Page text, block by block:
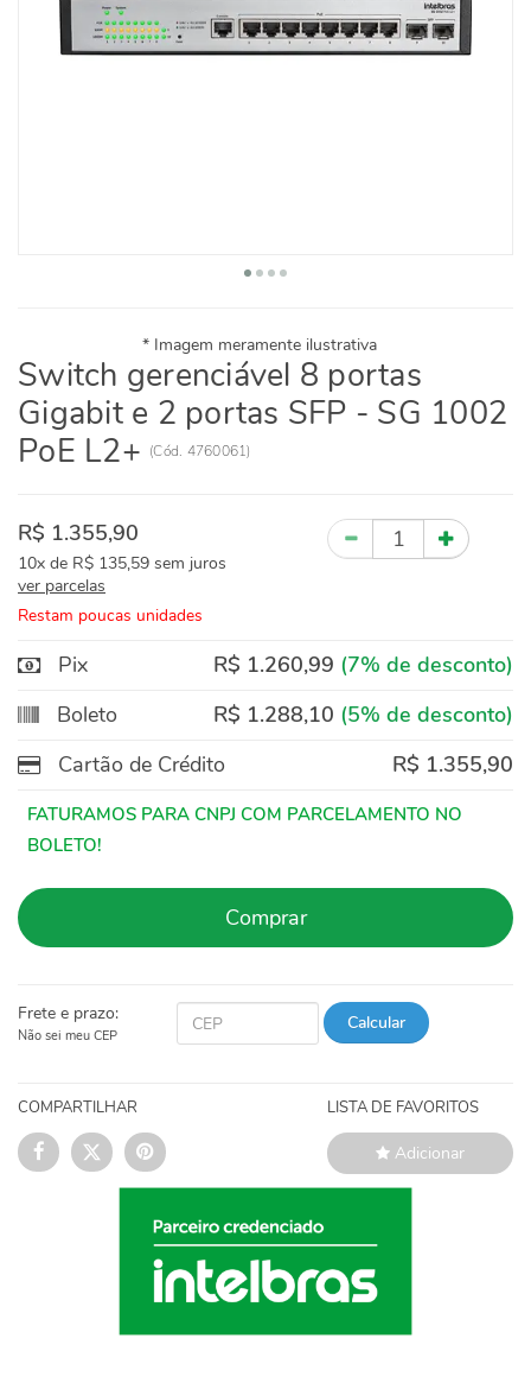
Switch gerenciável 8 portas
Gigabit e 2 portas SFP - SG 1002
PoE L2+ (Cód. 4760061)
R$ 1.355,90
10x de R$ 135,59 sem juros
ver parcelas
Restam poucas unidades
Quantidade
Pix R$ 1.260,99 (7% de desconto)
Boleto
R$ 1.288,10 (5% de desconto)
Cartão de Crédito
R$ 1.355,90
Comprar
Frete e prazo:
Não sei meu CEP
Calcular
COMPARTILHAR LISTA DE FAVORITOS
Adicionar